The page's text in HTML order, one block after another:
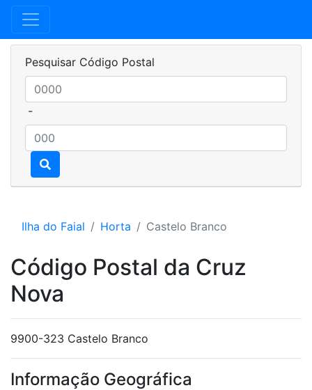
Pesquisar Código Postal
-
Ilha do Faial Horta Castelo Branco
Código Postal da Cruz
Nova
9900-323 Castelo Branco
Informação Geográfica